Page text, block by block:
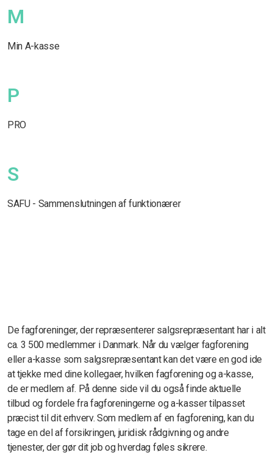
M
Min A-kasse
P
PRO
S
SAFU - Sammenslutningen af funktionærer
De fagforeninger, der repræsenterer salgsrepræsentant har i alt
ca. 3 500 medlemmer i Danmark. Når du vælger fagforening
eller a-kasse som salgsrepræsentant kan det være en god ide
at tjekke med dine kollegaer, hvilken fagforening og a-kasse,
de er medlem af. På denne side vil du også finde aktuelle
tilbud og fordele fra fagforeningerne og a-kasser tilpasset
præcist til dit erhverv. Som medlem af en fagforening, kan du
tage en del af forsikringen, juridisk rådgivning og andre
tjenester, der gør dit job og hverdag føles sikrere.